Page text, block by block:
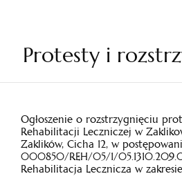
Protesty i
Ogłoszenie o rozstrzygnięciu
Rehabilitacji Leczniczej w
Zaklików, Cicha 12, w
000850/REH/05/1/
Rehabilitacja Lecznicza w